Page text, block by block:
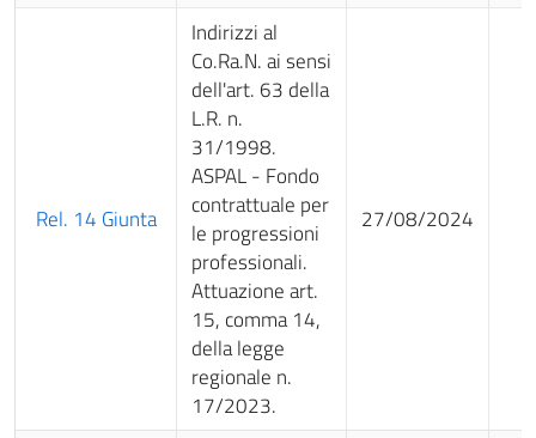
Rel. 14 Giunta
Indirizzi al
Co.Ra.N. ai sensi
dell'art. 63 della
L.R. n.
31/1998.
ASPAL - Fondo
contrattuale per
le progressioni
professionali.
Attuazione art.
15, comma 14,
della legge
regionale n.
17/2023.
27/08/2024